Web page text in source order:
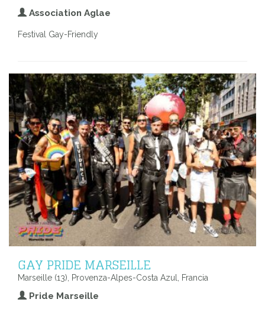
Association Aglae
Festival Gay-Friendly
GAY PRIDE MARSEILLE
Marseille (13), Provenza-Alpes-Costa Azul, Francia
Pride Marseille